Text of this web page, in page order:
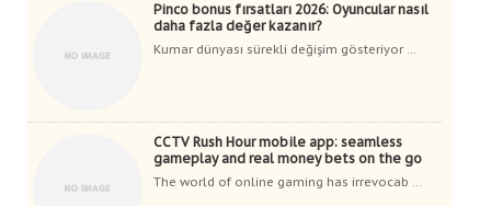
Pinco bonus fırsatları 2026: Oyuncular nasıl
daha fazla değer kazanır?
Kumar dünyası sürekli değişim gösteriyor ...
CCTV Rush Hour mobile app: seamless
gameplay and real money bets on the go
The world of online gaming has irrevocab ...